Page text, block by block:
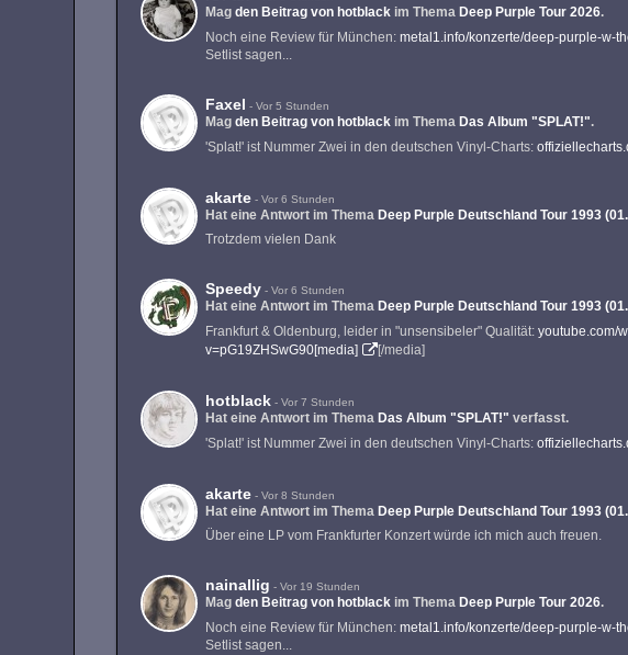
Magden Beitrag von hotblack im Thema Deep Purple Tour 2026.
Noch eine Review für München:metal1.info/konzerte/deep-purple-w-
Setlist sagen...
Faxel -Vor 5 Stunden
Magden Beitrag von hotblack im Thema Das Album "SPLAT!".
'Splat!' ist Nummer Zwei in den deutschen Vinyl-Charts:
akarte -Vor 6 Stunden
Hat eine Antwort im Thema Deep Purple Deutschland Tour 1993
Trotzdem vielen Dank
Speedy -Vor 6 Stunden
Hat eine Antwort im Thema Deep Purple Deutschland Tour 1993
Frankfurt & Oldenburg, leider in "unsensibeler" Qualität:youtube.com/
v=pG19ZHSwG90[media]
[/media]
hotblack -Vor 7 Stunden
Hat eine Antwort im Thema Das Album "SPLAT!" verfasst.
'Splat!' ist Nummer Zwei in den deutschen Vinyl-Charts:
akarte -Vor 8 Stunden
Hat eine Antwort im Thema Deep Purple Deutschland Tour 1993
Über eine LP vom Frankfurter Konzert würde ich mich auch freuen.
nainallig -Vor 19 Stunden
Magden Beitrag von hotblack im Thema Deep Purple Tour 2026.
Noch eine Review für München:metal1.info/konzerte/deep-purple-w-
Setlist sagen...